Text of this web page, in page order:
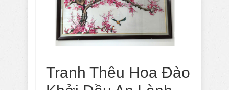
Tranh Thêu Hoa Đào